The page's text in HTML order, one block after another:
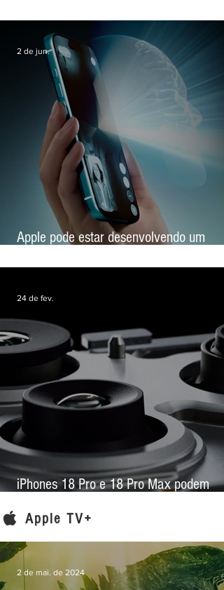
iPhones de 20º aniversário virão em dois
tamanhos e serão lançados junto com o
iPhone dobrável de 2ª geração
Apple pode estar desenvolvendo um
iPhones 18 Pro e 18 Pro Max podem
trazer maior salto fotográfico em anos
nova lente e abertura variável
24 de fev.
Apple TV+